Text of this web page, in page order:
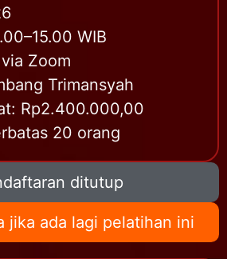
WIB
Zoom
Trimansyah
Rp2.400.000,00
20 orang
ditutup
jika ada lagi pelatihan ini